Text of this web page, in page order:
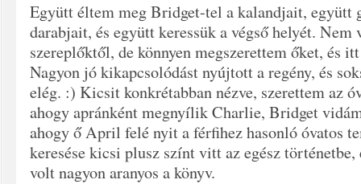
Együtt éltem meg Bridget-tel a kalandjait, együtt
darabjait, és együtt keressük a végső helyét. Nem
szereplőktől, de könnyen megszerettem őket, és
Nagyon jó kikapcsolódást nyújtott a regény, és
elég. :) Kicsit konkrétabban nézve, szerettem az
ahogy apránként megnyílik Charlie, Bridget
ahogy ő April felé nyit a férfihez hasonló óvatos
keresése kicsi plusz színt vitt az egész
volt nagyon aranyos a könyv.